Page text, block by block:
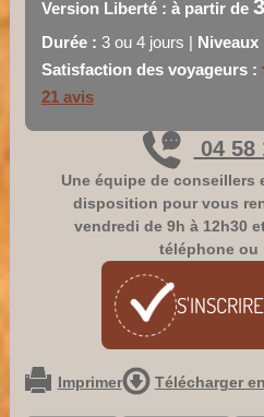
Version Liberté : à partir de
Durée : 3 ou 4 jours | Niveaux
Satisfaction des voyageurs :
21 avis
04 58
Une équipe de conseillers
disposition pour vous
vendredi de 9h à 12h30
téléphone ou
Imprimer Télécharger